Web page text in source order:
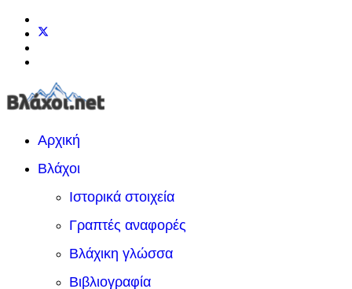
Αρχική
Βλάχοι
Ιστορικά στοιχεία
Γραπτές αναφορές
Βλάχικη γλώσσα
Βιβλιογραφία